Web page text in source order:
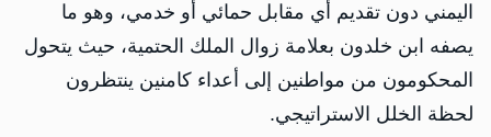
اليمني دون تقديم أي مقابل حمائي أو خدمي، وهو ما
يصفه ابن خلدون بعلامة زوال الملك الحتمية، حيث يتحول
المحكومون من مواطنين إلى أعداء كامنين ينتظرون
لحظة الخلل الاستراتيجي.